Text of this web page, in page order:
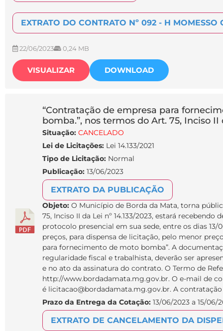
EXTRATO DO CONTRATO Nº 092 - H
22/06/2023 0,24 MB
VISUALIZAR DOWNLOAD
“Contratação de empresa para
bomba.”, nos termos do Art. 75, Inciso II
Situação: CANCELADO
Lei de Licitações: Lei 14.133/2021
Tipo de Licitação: Normal
Publicação: 13/06/2023
EXTRATO DA PUBLICAÇÃO
Objeto: O Município de Borda da Mata, torna
75, Inciso II da Lei nº 14.133/2023, estará
protocolo presencial em sua sede, entre os dias 13/
preços, para dispensa de licitação, pelo menor
para fornecimento de moto bomba”. A
regularidade fiscal e trabalhista, deverão ser
e no ato da assinatura do contrato. O Termo de
http://www.bordadamata.mg.gov.br. O e-mail de
é licitacao@bordadamata.mg.gov.br. A contratação
Prazo da Entrega da Cotação: 13/06/2023 a 15/06/
EXTRATO DE CANCELAMENTO DA